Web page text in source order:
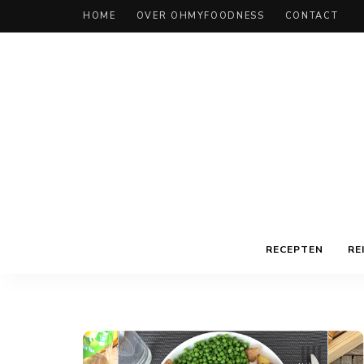
HOME OVER OHMYFOODNESS CONTACT
RECEPTEN